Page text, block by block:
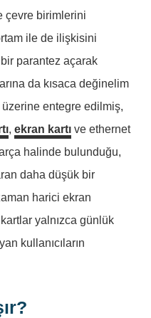
çevre birimlerini
ile de ilişkisini
parantez açarak
da kısaca değinelim
entegre edilmiş,
, ekran kartı ve ethernet
halinde bulunduğu,
daha düşük bir
harici ekran
yalnızca günlük
kullanıcıların